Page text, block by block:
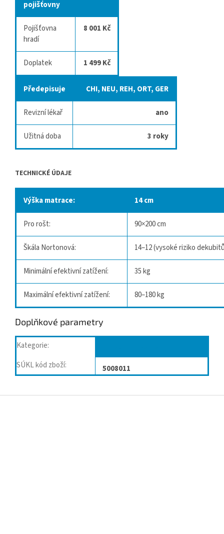
pojišťovny
Pojišťovna
hradí
8 001 Kč
Doplatek 1 499 Kč
Předepisuje CHI, NEU, REH, ORT, GER
Revizní lékař ano
Užitná doba 3 roky
TECHNICKÉ ÚDAJE
Výška matrace: 14 cm
Pro rošt: 90×200 cm
Škála Nortonová: 14–12 (vysoké riziko
Minimální efektivní zatížení: 35 kg
Maximální efektivní zatížení: 80–180 kg
Doplňkové parametry
Kategorie:
SÚKL kód zboží: 5008011